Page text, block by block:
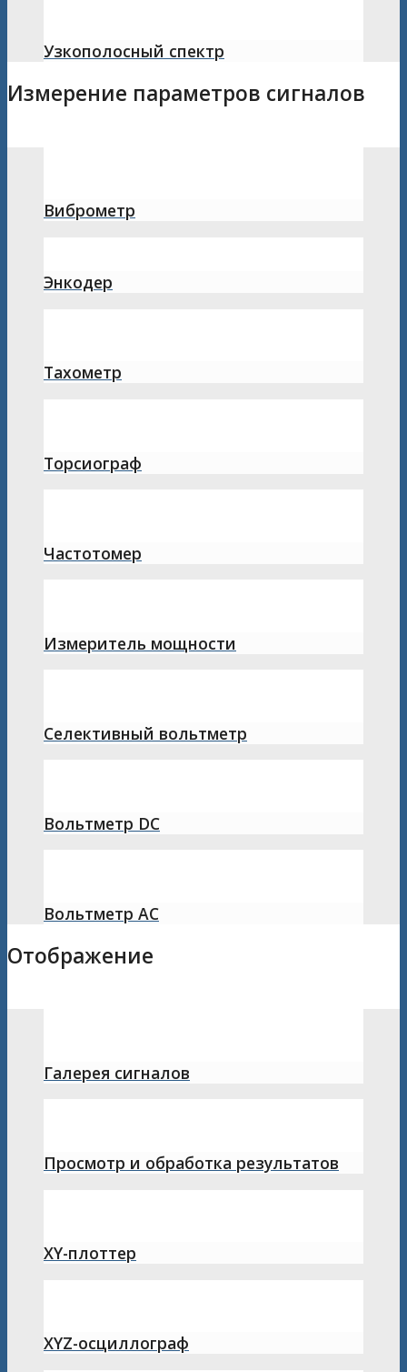
Узкополосный спектр
Измерение параметров сигналов
Виброметр
Энкодер
Тахометр
Торсиограф
Частотомер
Измеритель мощности
Селективный вольтметр
Вольтметр DC
Вольтметр AC
Отображение
Галерея сигналов
Просмотр и обработка результатов
XY-плоттер
XYZ-осциллограф